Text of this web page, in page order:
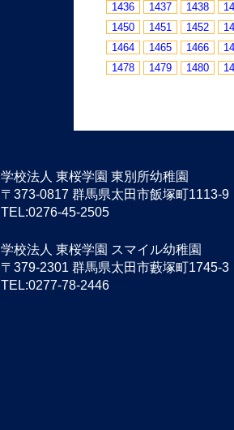
1436
1437 1438
1450
1451 1452
1464
1465 1466
1478
1479 1480
学校法人 東桜学園 東別所幼稚園
〒373-0817 群馬県太田市飯塚町1113-9
TEL:0276-45-2505
学校法人 東桜学園 スマイル幼稚園
〒379-2301 群馬県太田市藪塚町1745-3
TEL:0277-78-2446